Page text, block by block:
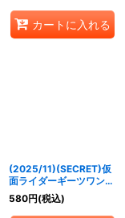
《多》
カートに入れる
(2025/11)(SECRET)仮
面ライダーギーツワンネ
ス【X-SEC】{CB34-
X05}《白》
580円(税込)